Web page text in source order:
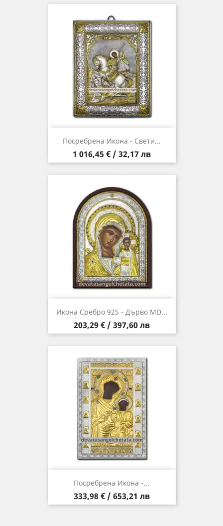
Посребрена Икона - Свети...
Цена
1 016,45 € / 32,17 лв
Икона Сребро 925 - Дърво MD...
Цена
203,29 € / 397,60 лв
Посребрена Икона -...
Цена
333,98 € / 653,21 лв